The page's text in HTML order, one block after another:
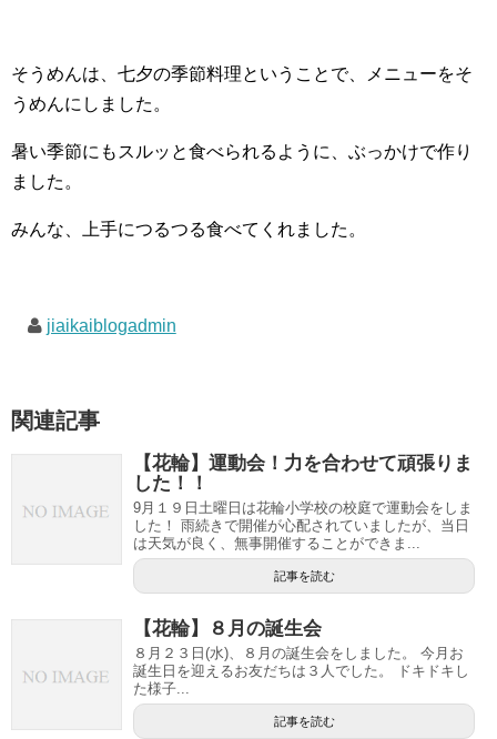
そうめんは、七夕の季節料理ということで、メニューをそ
うめんにしました。
暑い季節にもスルッと食べられるように、ぶっかけで作り
ました。
みんな、上手につるつる食べてくれました。
jiaikaiblogadmin
関連記事
【花輪】運動会！力を合わせて頑張りま
した！！
9月１９日土曜日は花輪小学校の校庭で運動会をしま
した！ 雨続きで開催が心配されていましたが、当日
は天気が良く、無事開催することができま...
記事を読む
【花輪】８月の誕生会
８月２３日(水)、８月の誕生会をしました。 今月お
誕生日を迎えるお友だちは３人でした。 ドキドキし
た様子...
記事を読む